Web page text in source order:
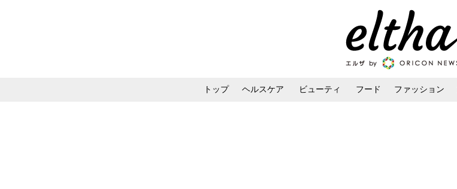
トップ ヘルスケア ビューティ フード ファッション